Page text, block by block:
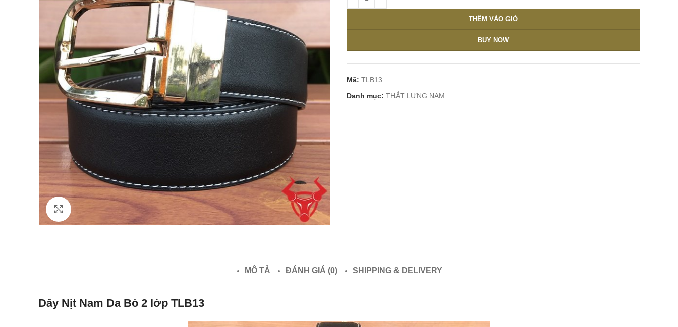
Click to enlarge
THÊM VÀO GIỎ
BUY NOW
Mã: TLB13
Danh mục: THẮT LƯNG NAM
MÔ TẢ ĐÁNH GIÁ (0) SHIPPING & DELIVERY
Dây Nịt Nam Da Bò 2 lớp TLB13